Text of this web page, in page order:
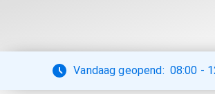
Vandaag geopend: 08:00 -